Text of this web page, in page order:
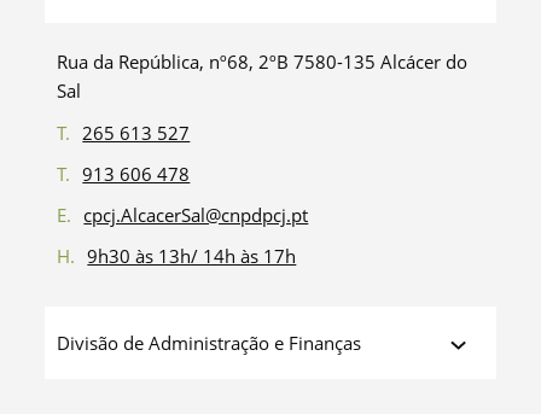
Rua da República, nº68, 2ºB 7580-135 Alcácer do
Sal
T. 265 613 527
T. 913 606 478
E. cpcj.AlcacerSal@cnpdpcj.pt
H. 9h30 às 13h/ 14h às 17h
Divisão de Administração e Finanças